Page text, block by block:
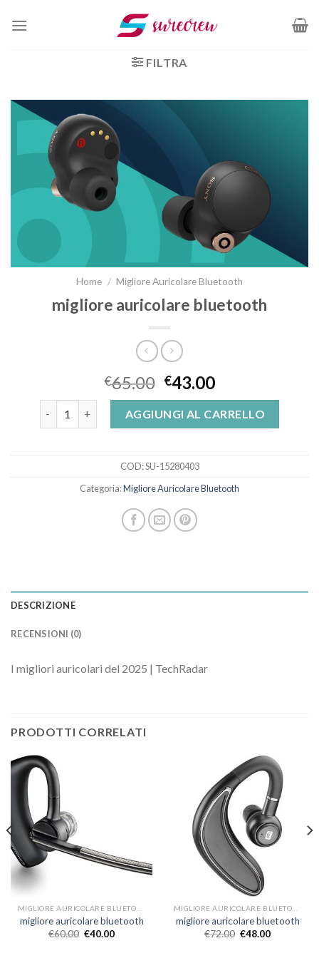
FILTRA
Home / Migliore Auricolare Bluetooth
migliore auricolare bluetooth
€65.00 €43.00
AGGIUNGI AL CARRELLO
COD:SU-15280403
Categoria:Migliore Auricolare Bluetooth
DESCRIZIONE
RECENSIONI (0)
I migliori auricolari del 2025 | TechRadar
PRODOTTI CORRELATI
MIGLIORE AURICOLARE BLUETOOTH
migliore auricolare bluetooth
€60.00 €40.00
MIGLIORE AURICOLARE BLUETOOTH
migliore auricolare bluetooth
€72.00 €48.00